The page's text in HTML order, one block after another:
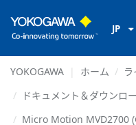
JP
YOKOGAWA ホーム
ドキュメント＆ダウンロ
Micro Motion MVD2700